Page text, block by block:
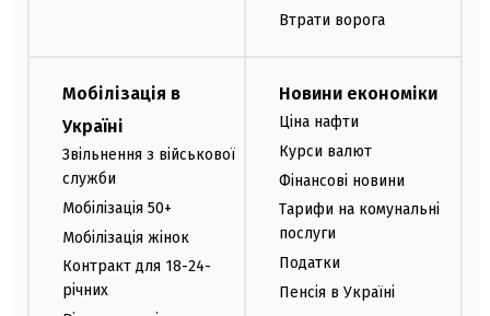
Втрати ворога
Мобілізація в
Україні
Звільнення з військової
служби
Мобілізація 50+
Мобілізація жінок
Контракт для 18-24-
річних
Новини економіки
Ціна нафти
Курси валют
Фінансові новини
Тарифи на комунальні
послуги
Податки
Пенсія в Україні